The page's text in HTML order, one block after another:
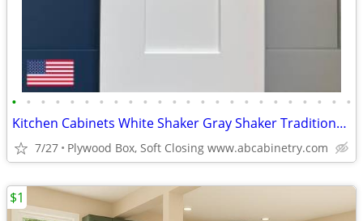
• • • • • • • • • • • • • • • • • • • • • • • •
Kitchen Cabinets White Shaker Gray Shaker Traditional Raised Panel
7/27 Plywood Box, Soft Closing www.abcabinetry.com
$1